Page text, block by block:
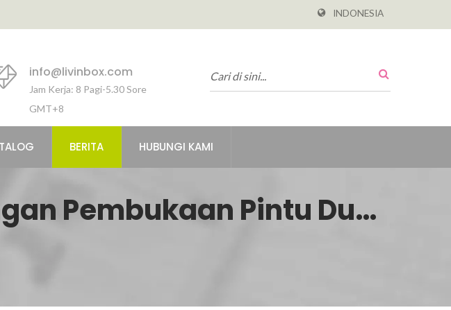
INDONESIA
info@livinbox.com
Jam Kerja: 8 Pagi-5.30 Sore
GMT+8
BERITA HUBUNGI KAMI
Pembukaan Pintu Dua